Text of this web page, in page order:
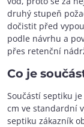
druhý stupeň
dočistit před
podle návrhu a
přes retenční
Co je
Součástí septiku
cm ve standardní
septiku zákazník